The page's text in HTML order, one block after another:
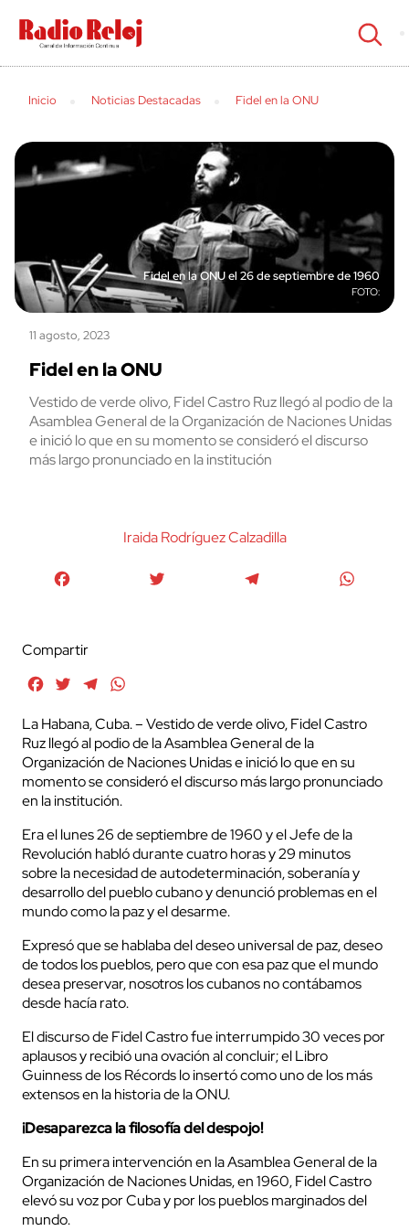
cerrar
Inicio Noticias Destacadas Fidel en la ONU
Fidel en la ONU el 26 de septiembre de 1960
11 agosto, 2023
Fidel en la ONU
Vestido de verde olivo, Fidel Castro Ruz llegó al podio de la
Asamblea General de la Organización de Naciones Unidas
e inició lo que en su momento se consideró el discurso
más largo pronunciado en la institución
Iraida Rodríguez Calzadilla
Compartir
FacebookTwitterTelegram
La Habana, Cuba. – Vestido de verde olivo, Fidel Castro
Ruz llegó al podio de la Asamblea General de la
Organización de Naciones Unidas e inició lo que en su
momento se consideró el discurso más largo pronunciado
en la institución.
Era el lunes 26 de septiembre de 1960 y el Jefe de la
Revolución habló durante cuatro horas y 29 minutos
sobre la necesidad de autodeterminación, soberanía y
desarrollo del pueblo cubano y denunció problemas en el
mundo como la paz y el desarme.
Expresó que se hablaba del deseo universal de paz, deseo
de todos los pueblos, pero que con esa paz que el mundo
desea preservar, nosotros los cubanos no contábamos
desde hacía rato.
El discurso de Fidel Castro fue interrumpido 30 veces por
aplausos y recibió una ovación al concluir; el Libro
Guinness de los Récords lo insertó como uno de los más
extensos en la historia de la ONU.
¡Desaparezca la filosofía del despojo!
En su primera intervención en la Asamblea General de la
Organización de Naciones Unidas, en 1960, Fidel Castro
elevó su voz por Cuba y por los pueblos marginados del
mundo.